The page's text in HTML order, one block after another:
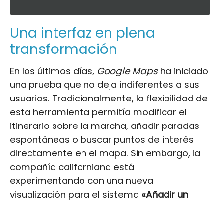
Una interfaz en plena
transformación
En los últimos días, Google Mapsha iniciado
una prueba que no deja indiferentes a sus
usuarios. Tradicionalmente, la flexibilidad de
esta herramienta permitía modificar el
itinerario sobre la marcha, añadir paradas
espontáneas o buscar puntos de interés
directamente en el mapa. Sin embargo, la
compañía californiana está
experimentando con una nueva
visualización para el sistema «Añadir un